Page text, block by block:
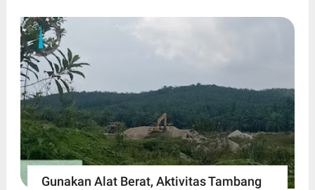
Gunakan Alat Berat, Aktivitas Tambang